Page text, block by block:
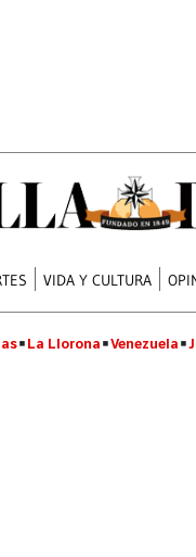
VIDA Y CULTURA
La Llorona Venezuela